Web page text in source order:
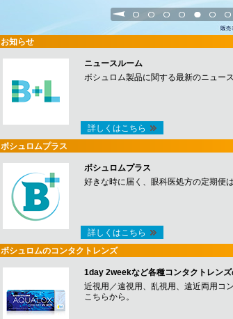
1 2 3 4 5 6 7
お知らせ
ニュースルーム
ボシュロム製品に関する最新のニュー
詳しくはこちら
ボシュロムプラス
ボシュロムプラス
好きな時に届く、眼科医処方の定期便
詳しくはこちら
ボシュロムのコンタクトレンズ
1day 2weekなど各種コンタクトレン
近視用／遠視用、乱視用、遠近両用コ
こちらから。